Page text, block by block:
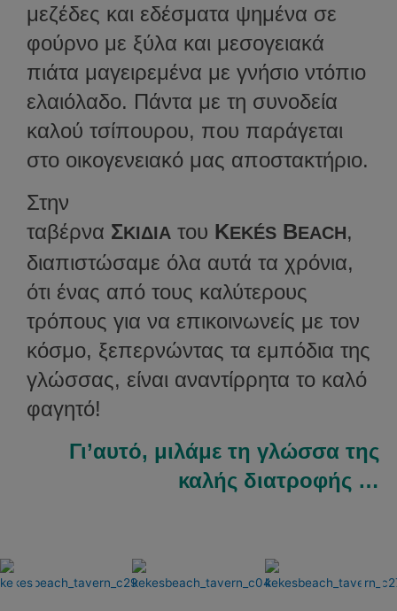
μεζέδες και εδέσματα ψημένα σε
φούρνο με ξύλα και μεσογειακά
πιάτα μαγειρεμένα με γνήσιο ντόπιο
ελαιόλαδο. Πάντα με τη συνοδεία
καλού τσίπουρου, που παράγεται
στο οικογενειακό μας αποστακτήριο.
Στην
ταβέρνα ΣΚΙΔΙΑ του KEKÉS BEACH,
διαπιστώσαμε όλα αυτά τα χρόνια,
ότι ένας από τους καλύτερους
τρόπους για να επικοινωνείς με τον
κόσμο, ξεπερνώντας τα εμπόδια της
γλώσσας, είναι αναντίρρητα το καλό
φαγητό!
Γι’αυτό, μιλάμε τη γλώσσα της
καλής διατροφής …